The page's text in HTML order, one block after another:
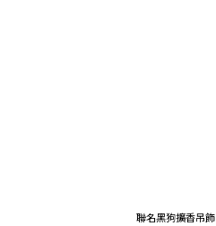
聯名黑狗擴香吊飾